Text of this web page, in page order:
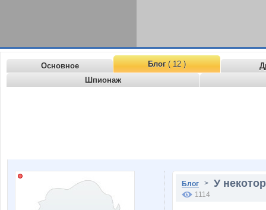
Основное Блог( 12 )
Шпионаж
Блог > У
1114